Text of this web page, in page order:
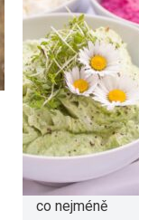
3 nejlepší
letní
pomazánky
5. 8. 2026
Léto je
období, kdy
chceme v
kuchyni trávit
co nejméně